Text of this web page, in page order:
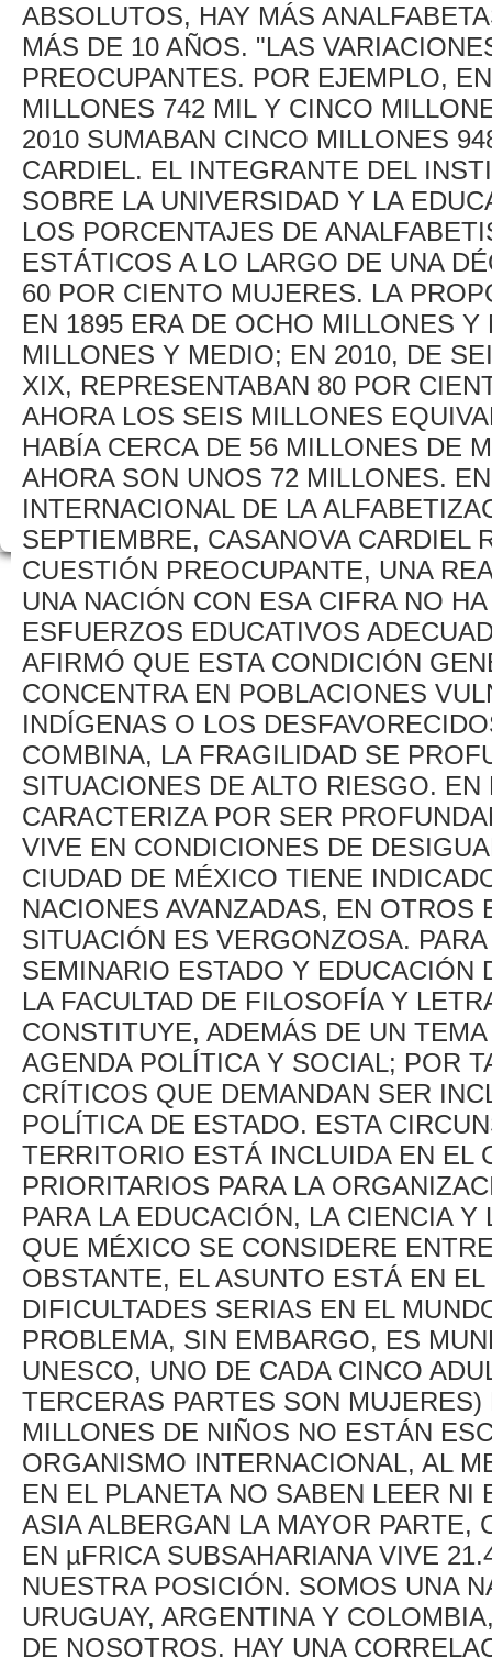
ABSOLUTOS, HAY MÁS
MÁS DE 10 AÑOS. "LAS
PREOCUPANTES. POR EJEMPLO,
MILLONES 742 MIL Y CINCO
2010 SUMABAN CINCO MILLONES
CARDIEL. EL INTEGRANTE DEL
SOBRE LA UNIVERSIDAD Y LA
LOS PORCENTAJES DE
ESTÁTICOS A LO LARGO DE UNA
60 POR CIENTO MUJERES. LA
EN 1895 ERA DE OCHO MILLONES
MILLONES Y MEDIO; EN 2010, DE
XIX, REPRESENTABAN 80 POR
AHORA LOS SEIS MILLONES
HABÍA CERCA DE 56 MILLONES DE
AHORA SON UNOS 72 MILLONES.
INTERNACIONAL DE LA
SEPTIEMBRE, CASANOVA CARDIEL
CUESTIÓN PREOCUPANTE, UNA
UNA NACIÓN CON ESA CIFRA NO
ESFUERZOS EDUCATIVOS
AFIRMÓ QUE ESTA CONDICIÓN
CONCENTRA EN POBLACIONES
INDÍGENAS O LOS
COMBINA, LA FRAGILIDAD SE
SITUACIONES DE ALTO RIESGO.
CARACTERIZA POR SER
VIVE EN CONDICIONES DE
CIUDAD DE MÉXICO TIENE
NACIONES AVANZADAS, EN OTROS
SITUACIÓN ES VERGONZOSA.
SEMINARIO ESTADO Y EDUCACIÓN
LA FACULTAD DE FILOSOFÍA Y
CONSTITUYE, ADEMÁS DE UN
AGENDA POLÍTICA Y SOCIAL; POR
CRÍTICOS QUE DEMANDAN SER
POLÍTICA DE ESTADO. ESTA
TERRITORIO ESTÁ INCLUIDA EN EL
PRIORITARIOS PARA LA
PARA LA EDUCACIÓN, LA CIENCIA
QUE MÉXICO SE CONSIDERE
OBSTANTE, EL ASUNTO ESTÁ EN
DIFICULTADES SERIAS EN EL
PROBLEMA, SIN EMBARGO, ES
UNESCO, UNO DE CADA CINCO
TERCERAS PARTES SON
MILLONES DE NIÑOS NO ESTÁN
ORGANISMO INTERNACIONAL, AL
EN EL PLANETA NO SABEN LEER
ASIA ALBERGAN LA MAYOR
EN µFRICA SUBSAHARIANA VIVE
NUESTRA POSICIÓN. SOMOS UNA
URUGUAY, ARGENTINA Y
DE NOSOTROS. HAY UNA